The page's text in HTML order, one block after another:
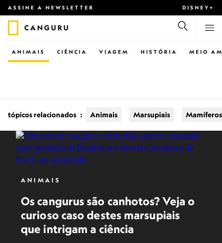
ASSINE A NEWSLETTER DISNEY+
CANGURU
CIÊNCIA VIAGEM
ANIMAIS HISTÓRIA MEIO
tópicos relacionados : Animais Marsupiais Mamíferos
ANIMAIS
Os cangurus são canhotos? Veja o
curioso caso destes marsupiais
que intrigam a ciência